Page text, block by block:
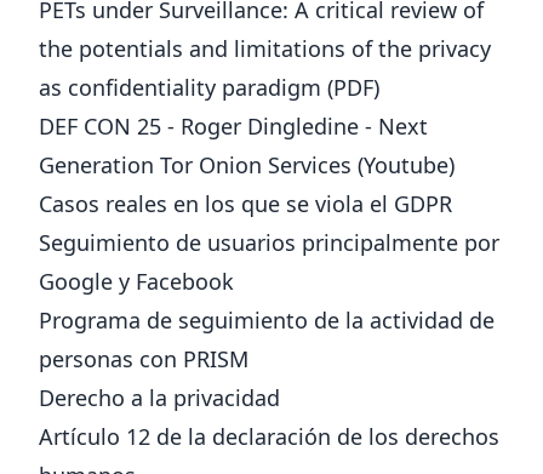
PETs under Surveillance: A critical review of
the potentials and limitations of the privacy
as confidentiality paradigm (PDF)
DEF CON 25 - Roger Dingledine - Next
Generation Tor Onion Services (Youtube)
Casos reales en los que se viola el GDPR
Seguimiento de usuarios principalmente por
Google y Facebook
Programa de seguimiento de la actividad de
personas con PRISM
Derecho a la privacidad
Artículo 12 de la declaración de los derechos